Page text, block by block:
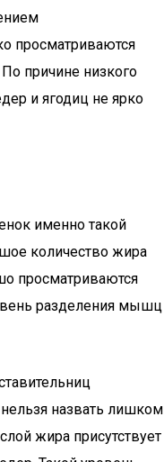
просматриваются
причине низкого
и ягодиц не ярко
именно такой
количество жира
просматриваются
разделения мышц
назвать лишком
жира присутствует